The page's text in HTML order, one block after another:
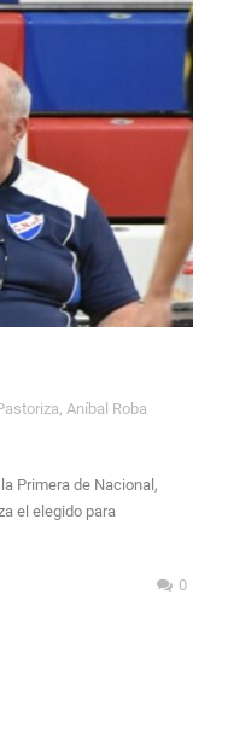
, Aníbal Roba
Primera de Nacional,
el elegido para
0